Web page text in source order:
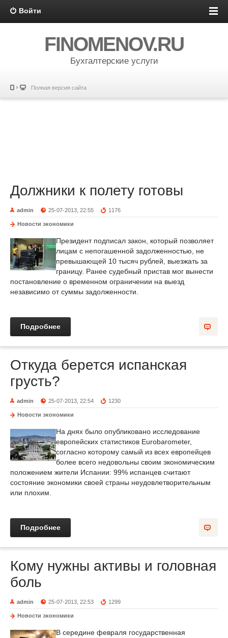
Войти
FINOMENOV.RU
Бухгалтерские услуги
Полная версия сайта
Должники к полету готовы
admin 25-07-2013, 22:55 1176
Новости экономики
Президент подписал закон, который позволяет
лицам с непогашенной задолженностью, не
превышающей 10 тысяч рублей, выезжать за
границу. Ранее судебный пристав мог вынести
постановление о временном ограничении на выезд
независимо от суммы задолженности.
Подробнее
Откуда берется испанская
грусть?
admin 25-07-2013, 22:54 1230
Новости экономики
На днях было опубликовано исследование
европейских статистиков Eurobarometer,
согласно которому самый из всех европейцев
более всего недовольны своим экономическим
положением жители Испании: 99% испанцев считают
состояние экономики своей страны неудовлетворительным
или плохим.
Подробнее
Кому нужны активы и головная
боль
admin 25-07-2013, 22:53 1299
Новости экономики
В середине февраля государственная